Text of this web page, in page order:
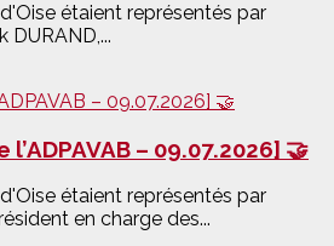
étaient représentés par
DURAND,...
l’ADPAVAB – 09.07.2026] 🤝
étaient représentés par
en charge des...